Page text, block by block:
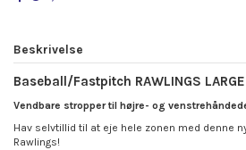
Beskrivelse
Baseball/Fastpitch RAWLINGS LARGE
Vendbare stropper til højre- og
Hav selvtillid til at eje hele zonen med denne
Rawlings!